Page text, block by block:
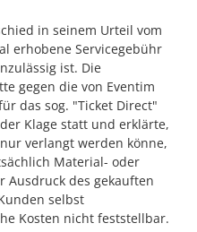
in seinem Urteil vom
erhobene Servicegebühr
ist. Die
gegen die von Eventim
das sog. "Ticket Direct"
Klage statt und erklärte,
verlangt werden könne,
Material- oder
Ausdruck des gekauften
selbst
Kosten nicht feststellbar.